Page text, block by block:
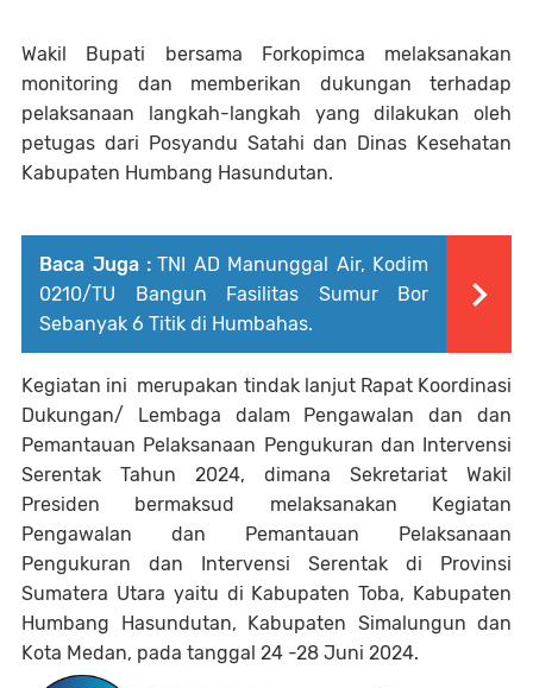
Wakil Bupati bersama Forkopimca melaksanakan
monitoring dan memberikan dukungan terhadap
pelaksanaan langkah-langkah yang dilakukan oleh
petugas dari Posyandu Satahi dan Dinas Kesehatan
Kabupaten Humbang Hasundutan.
Baca Juga : TNI AD Manunggal Air, Kodim
0210/TU Bangun Fasilitas Sumur Bor
Sebanyak 6 Titik di Humbahas.
Kegiatan ini merupakan tindak lanjut Rapat Koordinasi
Dukungan/ Lembaga dalam Pengawalan dan dan
Pemantauan Pelaksanaan Pengukuran dan Intervensi
Serentak Tahun 2024, dimana Sekretariat Wakil
Presiden bermaksud melaksanakan Kegiatan
Pengawalan dan Pemantauan Pelaksanaan
Pengukuran dan Intervensi Serentak di Provinsi
Sumatera Utara yaitu di Kabupaten Toba, Kabupaten
Humbang Hasundutan, Kabupaten Simalungun dan
Kota Medan, pada tanggal 24 -28 Juni 2024.